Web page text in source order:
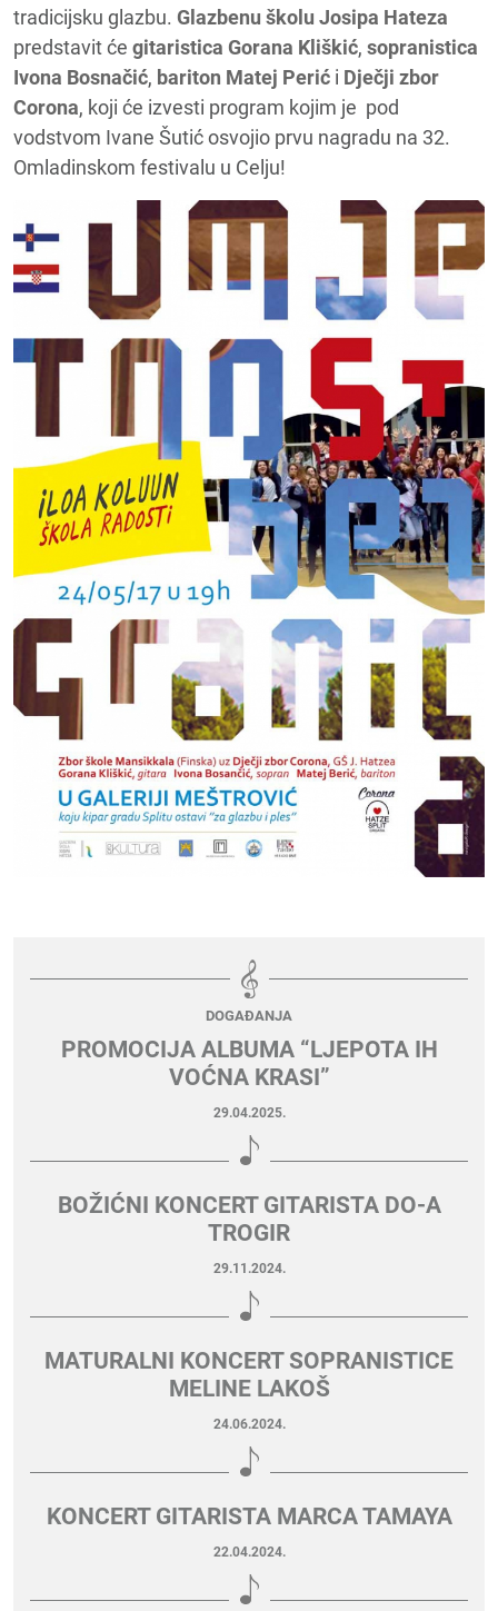
tradicijsku glazbu. Glazbenu školu Josipa Hateza
predstavit će gitaristica Gorana Kliškić, sopranistica
Ivona Bosnačić, bariton Matej Perić i Dječji zbor
Corona, koji će izvesti program kojim je pod
vodstvom Ivane Šutić osvojio prvu nagradu na 32.
Omladinskom festivalu u Celju!
DOGAĐANJA
PROMOCIJA ALBUMA “LJEPOTA IH
VOĆNA KRASI”
29.04.2025.
BOŽIĆNI KONCERT GITARISTA DO-A
TROGIR
29.11.2024.
MATURALNI KONCERT SOPRANISTICE
MELINE LAKOŠ
24.06.2024.
KONCERT GITARISTA MARCA TAMAYA
22.04.2024.